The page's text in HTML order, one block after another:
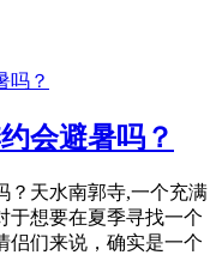
会避暑吗？
？天水南郭寺,一个充满
于想要在夏季寻找一个
侣们来说，确实是一个